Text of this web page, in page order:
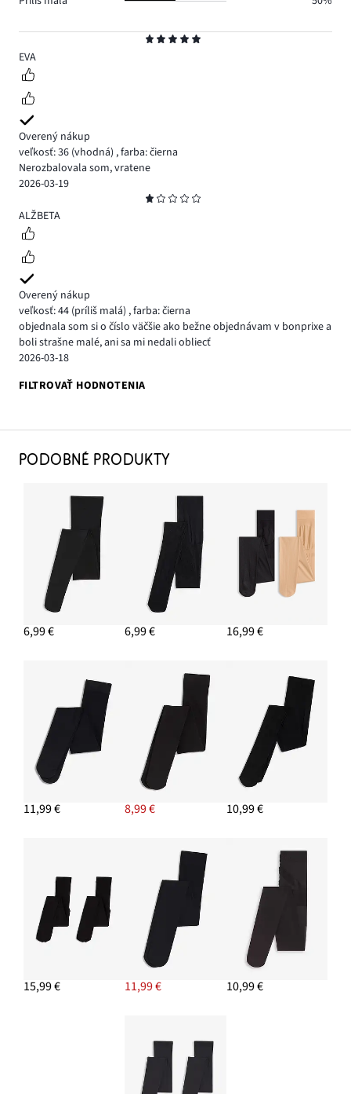
5
EVA
Overený nákup
veľkosť: 36 (vhodná) ,farba: čierna
Nerozbalovala som, vratene
2026-03-19
1
ALŽBETA
Overený nákup
veľkosť: 44 (príliš malá) ,farba: čierna
objednala som si o číslo väčšie ako bežne objednávam v bonprixe a
boli strašne malé, ani sa mi nedali obliecť
2026-03-18
FILTROVAŤ HODNOTENIA
PODOBNÉ PRODUKTY
6,99 € 6,99 € 16,99 €
11,99 € 8,99 € 10,99 €
15,99 € 11,99 € 10,99 €